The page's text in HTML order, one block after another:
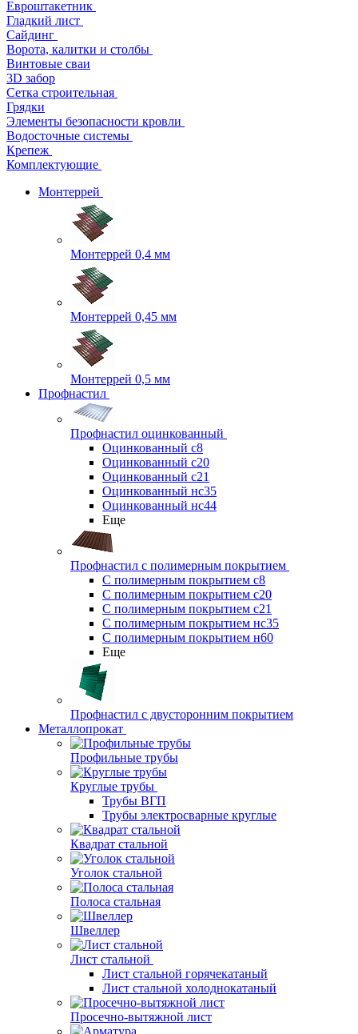
Евроштакетник
Гладкий лист
Сайдинг
Ворота, калитки и столбы
Винтовые сваи
3D забор
Сетка строительная
Грядки
Элементы безопасности кровли
Водосточные системы
Крепеж
Комплектующие
Монтеррей
Монтеррей 0,4 мм
Монтеррей 0,45 мм
Монтеррей 0,5 мм
Профнастил
Профнастил оцинкованный
Оцинкованный с8
Оцинкованный с20
Оцинкованный с21
Оцинкованный нс35
Оцинкованный нс44
Еще
Профнастил с полимерным покрытием
С полимерным покрытием с8
С полимерным покрытием с20
С полимерным покрытием с21
С полимерным покрытием нс35
С полимерным покрытием н60
Еще
Профнастил с двусторонним покрытием
Металлопрокат
Профильные трубы
Круглые трубы
Трубы ВГП
Трубы электросварные круглые
Квадрат стальной
Уголок стальной
Полоса стальная
Швеллер
Лист стальной
Лист стальной горячекатаный
Лист стальной холоднокатаный
Просечно-вытяжной лист